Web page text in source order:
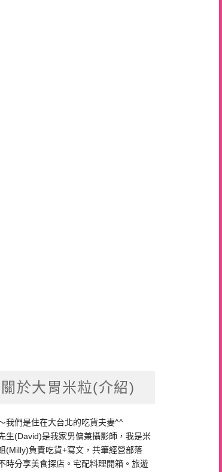
關於大胃米粒(介紹)
我們是住在大台北的吃貨夫妻^^
生(David)是我家男傭兼攝影師，我是米
(Milly)負責吃貨+寫文，共筆經營部落
時分享美食探店。宅配料理開箱。旅遊